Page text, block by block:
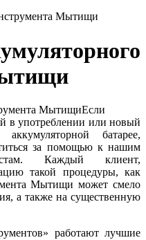
Мытищи
Если
в употреблении или новый
батарее,
за помощью к нашим
Каждый клиент,
такой процедуры, как
Мытищи может смело
а также на существенную
работают лучшие